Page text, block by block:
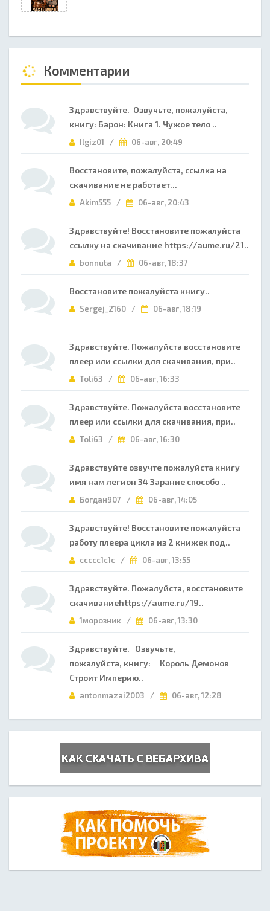
Комментарии
Здравствуйте. Озвучьте, пожалуйста,
книгу: Барон: Книга 1. Чужое тело ..
Ilgiz01 / 06-авг, 20:49
Восстановите, пожалуйста, ссылка на
скачивание не работает...
Akim555 / 06-авг, 20:43
Здравствуйте! Восстановите пожалуйста
ссылку на скачивание https://aume.ru/21..
bonnuta / 06-авг, 18:37
Восстановите пожалуйста книгу..
Sergej_2160 / 06-авг, 18:19
Здравствуйте. Пожалуйста восстановите
плеер или ссылки для скачивания, при..
Toli63 / 06-авг, 16:33
Здравствуйте. Пожалуйста восстановите
плеер или ссылки для скачивания, при..
Toli63 / 06-авг, 16:30
Здравствуйте озвучте пожалуйста книгу
имя нам легион 34 Зарание способо ..
Богдан907 / 06-авг, 14:05
Здравствуйте! Восстановите пожалуйста
работу плеера цикла из 2 книжек под..
ccccc1c1c / 06-авг, 13:55
Здравствуйте. Пожалуйста, восстановите
скачиваниеhttps://aume.ru/19..
1морозник / 06-авг, 13:30
Здравствуйте. Озвучьте,
пожалуйста, книгу: Король Демонов
Строит Империю..
antonmazai2003 / 06-авг, 12:28